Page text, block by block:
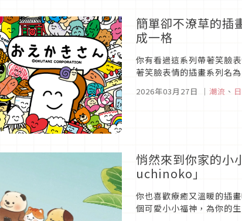
簡單卻不潦草的插
成一格
你有看過這系列帶著笑臉
著笑臉表情的插畫系列名
簡單中帶點可愛療癒的風
2026年03月27日 ｜ 潮流 、
悄然來到你家的小
uchinoko」
你也喜歡療癒又溫暖的插
個可愛小小福神，為你的